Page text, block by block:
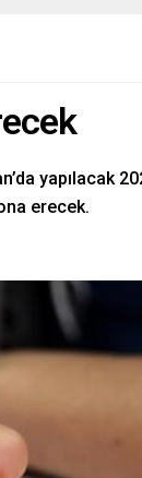
yapılacak
erecek.